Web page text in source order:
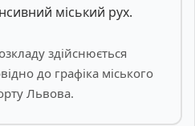
міський рух.
здійснюється
до графіка міського
Львова.